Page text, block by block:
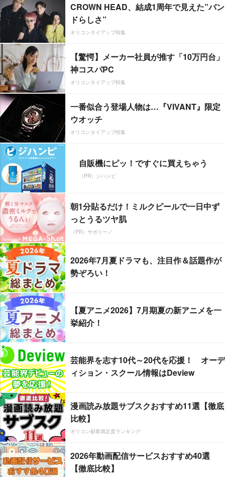
CROWN HEAD、結成1周年で見えた”バン
ドらしさ”
オリコンタイアップ特集
【驚愕】メーカー社員が推す「10万円台」
神コスパPC
オリコンタイアップ特集
一番似合う登場人物は…『VIVANT』限定
ウオッチ
オリコンタイアップ特集
自販機にピッ！ですぐに買えちゃう
（PR）ジハンピ
朝1分貼るだけ！ミルクピールで一日中ず
っとうるツヤ肌
（PR）サボリーノ
2026年7月夏ドラマも、注目作＆話題作が
勢ぞろい！
【夏アニメ2026】7月期夏の新アニメを一
挙紹介！
芸能界を志す10代～20代を応援！ オーデ
ィション・スクール情報はDeview
漫画読み放題サブスクおすすめ11選【徹底
比較】
オリコン顧客満足度ランキング
2026年動画配信サービスおすすめ40選
【徹底比較】